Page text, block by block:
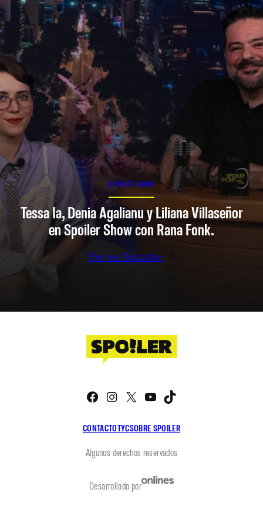
SPOILER SHOW
Tessa Ia, Denia Agalianu y Liliana Villaseñor
en Spoiler Show con Rana Fonk.
Ver en Youtube
CONTACTOTYCSOBRE SPOILER
Facebook
Instagram
X YouTube
Algunos derechos reservados
Desarrollado por